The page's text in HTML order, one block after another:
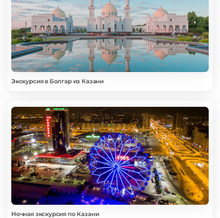
Экскурсия в Болгар из Казани
Ночная экскурсия по Казани